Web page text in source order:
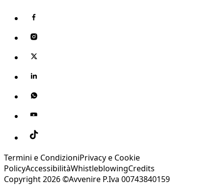
Termini e CondizioniPrivacy e Cookie
PolicyAccessibilitàWhistleblowingCredits
Copyright 2026 ©Avvenire P.Iva 00743840159